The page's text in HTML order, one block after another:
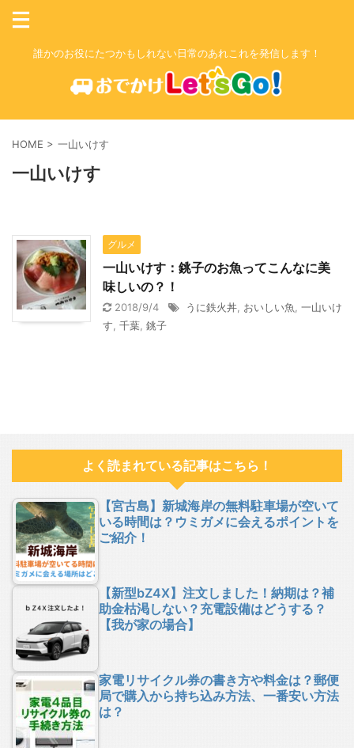
誰かのお役にたつかもしれない日常のあれこれを発信します！
HOME > 一山いけす
一山いけす
グルメ
一山いけす：銚子のお魚ってこんなに美
味しいの？！
2018/9/4 うに鉄火丼 おいしい魚
一山いけ
す 千葉 銚子
よく読まれている記事はこちら！
【宮古島】新城海岸の無料駐車場が空いて
いる時間は？ウミガメに会えるポイントを
ご紹介！
【新型bZ4X】注文しました！納期は？補
助金枯渇しない？充電設備はどうする？
【我が家の場合】
家電リサイクル券の書き方や料金は？郵便
局で購入から持ち込み方法、一番安い方法
は？